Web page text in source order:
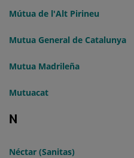
Mútua de l'Alt Pirineu
Mutua General de Catalunya
Mutua Madrileña
Mutuacat
N
Néctar (Sanitas)